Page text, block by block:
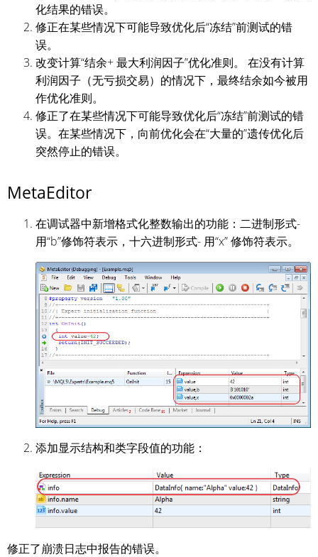
化结果的错误。
修正在某些情况下可能导致优化后“冻结”前测试的错
误。
改变计算“结余+ 最大利润因子”优化准则。 在没有计算
利润因子（无亏损交易）的情况下，最终结余如今被用
作优化准则。
修正了在某些情况下可能导致优化后“冻结”前测试的错
误。在某些情况下，向前优化会在“大量的”遗传优化后
突然停止的错误。
MetaEditor
在调试器中新增格式化整数输出的功能：二进制形式-
用“b”修饰符表示，十六进制形式- 用“x” 修饰符表示。
添加显示结构和类字段值的功能：
修正了崩溃日志中报告的错误。